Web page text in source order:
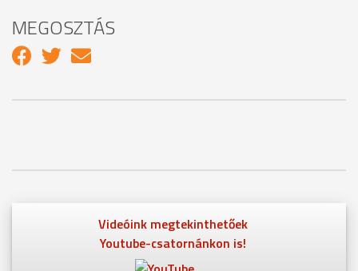
MEGOSZTÁS
Videóink megtekinthetőek
Youtube-csatornánkon is!